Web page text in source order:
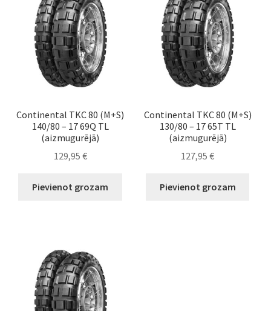
Continental TKC 80 (M+S)
140/80 – 17 69Q TL
(aizmugurējā)
129,95 €
Pievienot grozam
Continental TKC 80 (M+S)
130/80 – 17 65T TL
(aizmugurējā)
127,95€
Pievienot grozam